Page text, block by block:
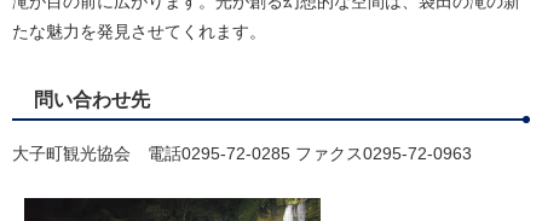
たな魅力を発見させてくれます。
問い合わせ先
大子町観光協会 電話0295-72-0285 ファクス0295-72-0963